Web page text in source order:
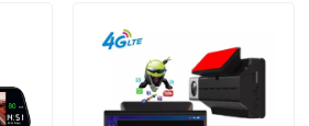
видеорегистратора